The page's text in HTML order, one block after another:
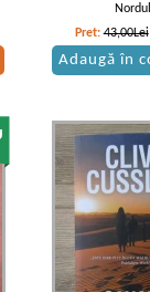
Pret:43,00Lei
Adaugă în